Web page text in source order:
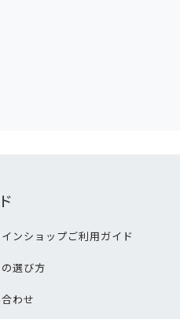
ンショップご利用ガイド
選び方
わせ